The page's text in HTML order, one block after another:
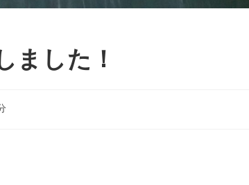
ました！